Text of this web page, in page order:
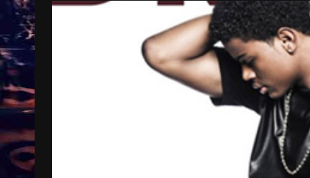
Treinkaartjes worden duurder,
abonnementen verdwijnen